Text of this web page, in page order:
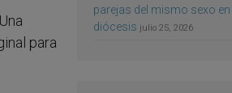
para
parejas del mismo sexo
diócesis julio 25, 2026